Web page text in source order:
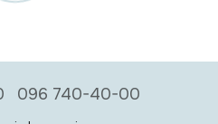
096 740-40-00